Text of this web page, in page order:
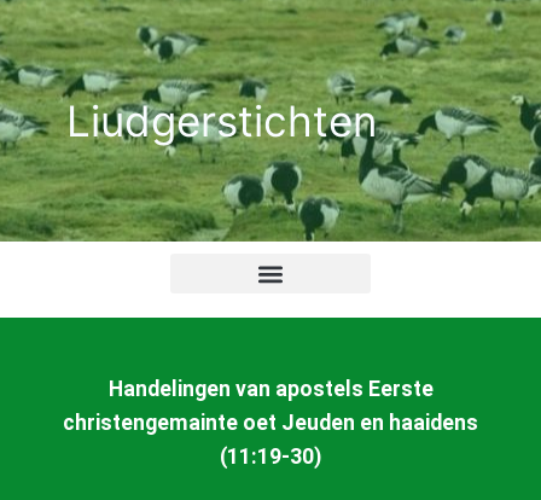
Ga
naar
de
inhoudLiudgerstichten
Handelingen van apostels Eerste
christengemainte oet Jeuden en haaidens
(11:19-30)